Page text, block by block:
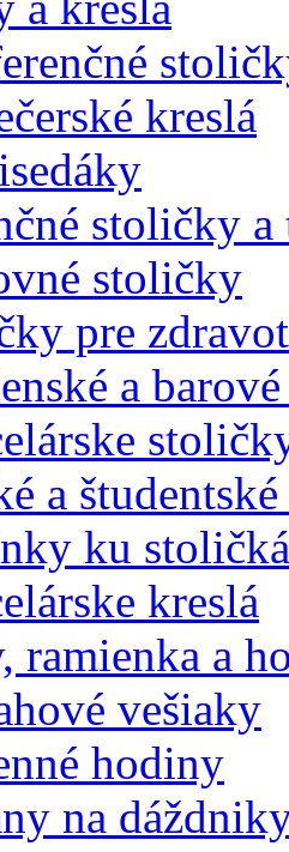
kreslá
stoličky a
stoličky
pre
a
a
ku
kreslá
ramienka a
vešiaky
hodiny
na